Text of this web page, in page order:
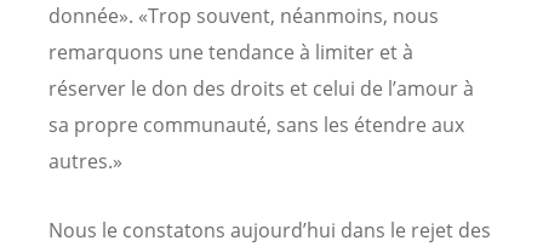
donnée». «Trop souvent, néanmoins, nous
remarquons une tendance à limiter et à
réserver le don des droits et celui de l’amour à
sa propre communauté, sans les étendre aux
autres.»
Nous le constatons aujourd’hui dans le rejet des